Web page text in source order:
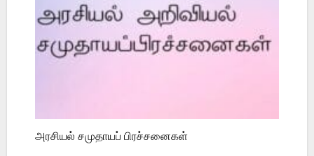
அரசியல் சமுதாயப் பிரச்சனைகள்